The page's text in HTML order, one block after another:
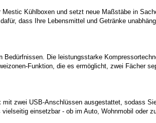
Kühlboxen und setzt neue Maßstäbe in
dass Ihre Lebensmittel und Getränke
Die leistungsstarke
Funktion, die es ermöglicht, zwei Fächer
zwei USB-Anschlüssen ausgestattet, sodass
einsetzbar - ob im Auto, Wohnmobil oder